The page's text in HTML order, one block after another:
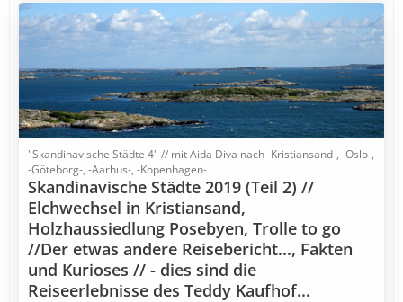
"Skandinavische Städte 4" // mit Aida Diva nach -Kristiansand-, -Oslo-,
-Göteborg-, -Aarhus-, -Kopenhagen-
Skandinavische Städte 2019 (Teil 2) //
Elchwechsel in Kristiansand,
Holzhaussiedlung Posebyen, Trolle to go
//Der etwas andere Reisebericht..., Fakten
und Kurioses // - dies sind die
Reiseerlebnisse des Teddy Kaufhof...